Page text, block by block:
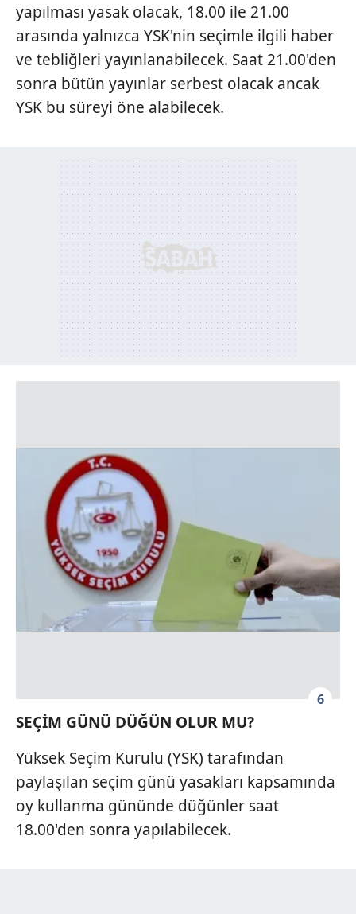
yapılması yasak olacak, 18.00 ile 21.00
arasında yalnızca YSK'nin seçimle ilgili haber
ve tebliğleri yayınlanabilecek. Saat 21.00'den
sonra bütün yayınlar serbest olacak ancak
YSK bu süreyi öne alabilecek.
6
SEÇİM GÜNÜ DÜĞÜN OLUR MU?
Yüksek Seçim Kurulu (YSK) tarafından
paylaşılan seçim günü yasakları kapsamında
oy kullanma gününde düğünler saat
18.00'den sonra yapılabilecek.